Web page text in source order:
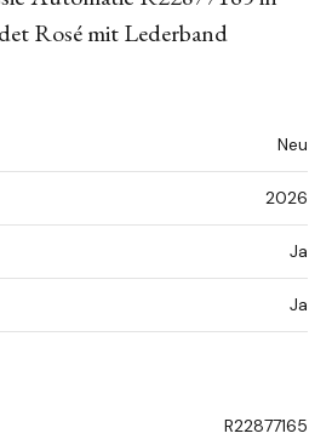
Rosé mit Lederband
Neu
2026
Ja
Ja
R22877165